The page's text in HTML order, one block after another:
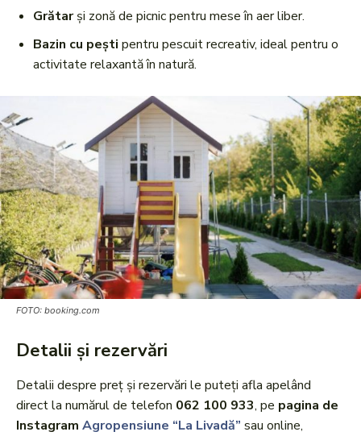
Grătarși zonă de picnic pentru mese în aer liber.
Bazin cu pești pentru pescuit recreativ, ideal pentru o
activitate relaxantă în natură.
FOTO: booking.com
Detalii și rezervări
Detalii despre preț și rezervări le puteți afla apelând
direct la numărul de telefon 062 100 933, pe pagina de
Instagram Agropensiune “La Livadă” sau online,